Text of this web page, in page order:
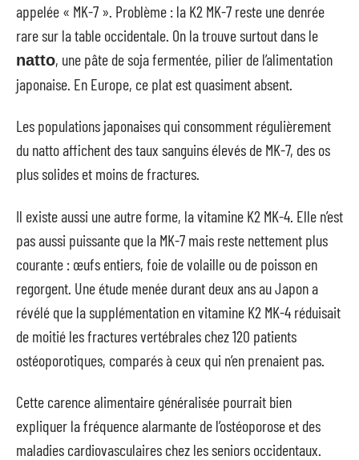
appelée « MK-7 ». Problème : la K2 MK-7 reste une denrée
rare sur la table occidentale. On la trouve surtout dans le
natto, une pâte de soja fermentée, pilier de l’alimentation
japonaise. En Europe, ce plat est quasiment absent.
Les populations japonaises qui consomment régulièrement
du natto affichent des taux sanguins élevés de MK-7, des os
plus solides et moins de fractures.
Il existe aussi une autre forme, la vitamine K2 MK-4. Elle n’est
pas aussi puissante que la MK-7 mais reste nettement plus
courante : œufs entiers, foie de volaille ou de poisson en
regorgent. Une étude menée durant deux ans au Japon a
révélé que la supplémentation en vitamine K2 MK-4 réduisait
de moitié les fractures vertébrales chez 120 patients
ostéoporotiques, comparés à ceux qui n’en prenaient pas.
Cette carence alimentaire généralisée pourrait bien
expliquer la fréquence alarmante de l’ostéoporose et des
maladies cardiovasculaires chez les seniors occidentaux.